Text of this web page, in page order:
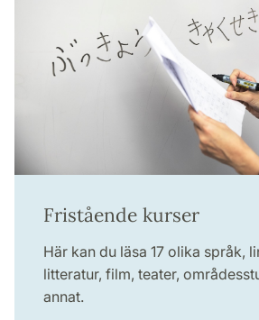
Fristående kurser
Här kan du läsa 17 olika språk,
litteratur, film, teater,
annat.